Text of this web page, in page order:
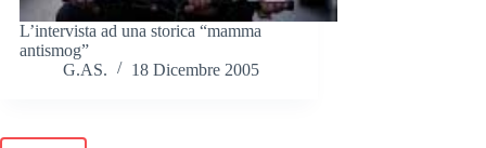
L’intervista ad una storica “mamma
antismog”
G.AS.
18 Dicembre 2005